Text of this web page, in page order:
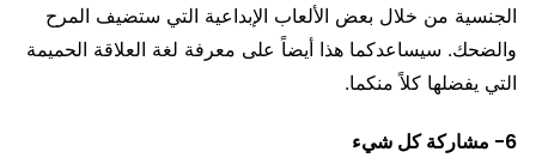
الجنسية من خلال بعض الألعاب الإبداعية التي ستضيف المرح
والضحك. سيساعدكما هذا أيضاً على معرفة لغة العلاقة الحميمة
التي يفضلها كلاً منكما.
6- مشاركة كل شيء